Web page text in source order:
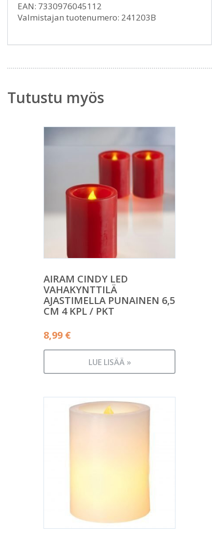
EAN: 7330976045112
Valmistajan tuotenumero: 241203B
Tutustu myös
AIRAM CINDY LED
VAHAKYNTTILÄ
AJASTIMELLA PUNAINEN 6,5
CM 4 KPL / PKT
8,99 €
LUE LISÄÄ »